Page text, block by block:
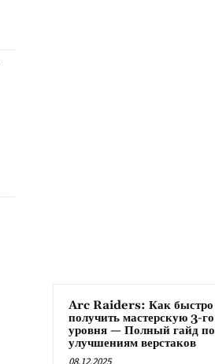
Arc Raiders: Как быстро
получить мастерскую 3-го
уровня — Полный гайд по
улучшениям верстаков
08.12.2025